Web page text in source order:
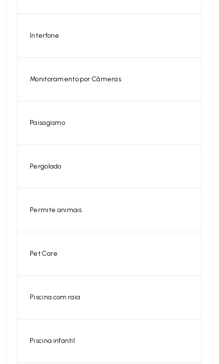
Interfone
Monitoramento por Câmeras
Paisagismo
Pergolado
Permite animais
Pet Care
Piscina com raia
Piscina infantil